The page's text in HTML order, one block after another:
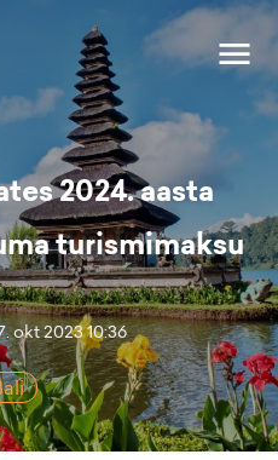
2024. aasta
turismimaksu
okt 2023 10:36